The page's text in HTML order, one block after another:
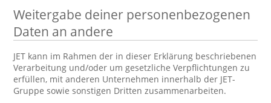
Weitergabe deiner personenbezogenen
Daten an andere
JET kann im Rahmen der in dieser Erklärung beschriebenen
Verarbeitung und/oder um gesetzliche Verpflichtungen zu
erfüllen, mit anderen Unternehmen innerhalb der JET-
Gruppe sowie sonstigen Dritten zusammenarbeiten.